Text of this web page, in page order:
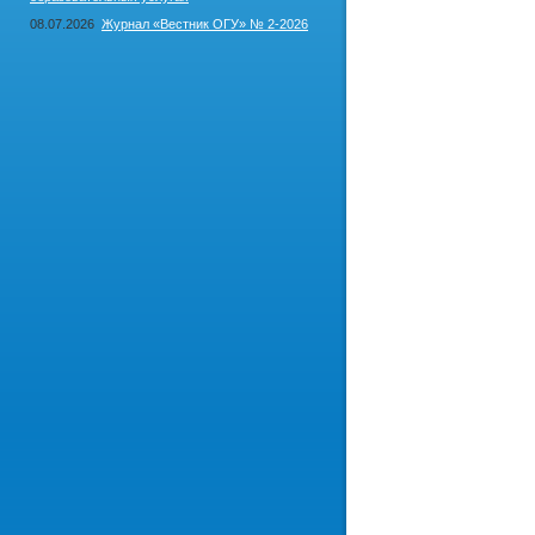
08.07.2026 Журнал «Вестник ОГУ» № 2-2026